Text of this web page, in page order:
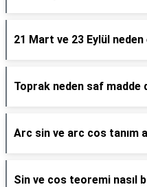
21 Mart ve 23 Eylül
Toprak neden saf madde
Arc sin ve arc cos tanım
Sin ve cos teoremi nasıl